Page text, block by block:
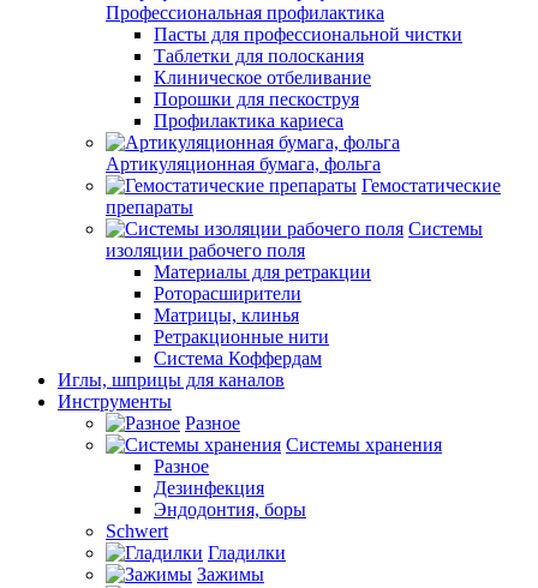
Профессиональная профилактика
Пасты для профессиональной чистки
Таблетки для полоскания
Клиническое отбеливание
Порошки для пескоструя
Профилактика кариеса
Артикуляционная бумага, фольга
Гемостатические
препараты
Системы
изоляции рабочего поля
Материалы для ретракции
Роторасширители
Матрицы, клинья
Ретракционные нити
Система Коффердам
Иглы, шприцы для каналов
Инструменты
Разное
Системы хранения
Разное
Дезинфекция
Эндодонтия, боры
Schwert
Гладилки
Зажимы